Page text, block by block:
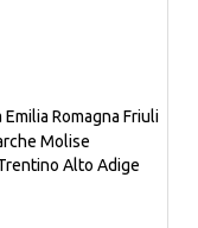
Emilia Romagna Friuli
Molise
Alto Adige